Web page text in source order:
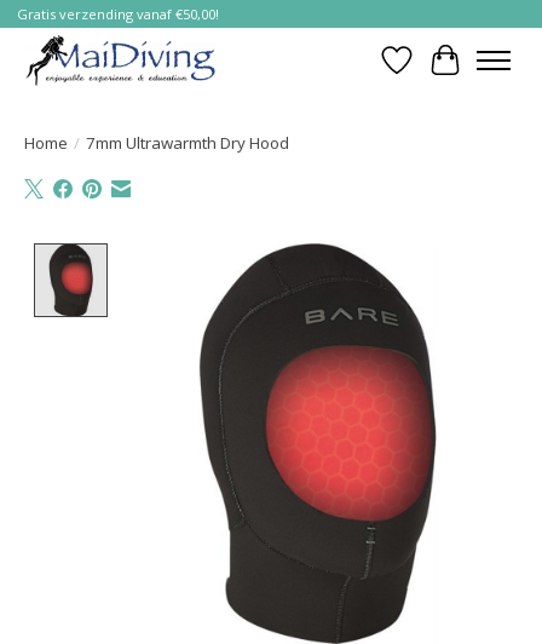
Gratis verzending vanaf €50,00!
Verlanglijst
Home / 7mm Ultrawarmth Dry Hood
Product image slideshow Items